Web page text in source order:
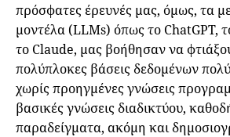
πρόσφατες έρευνές μας, όμως, τα
μοντέλα (LLMs) όπως το ChatGPT,
το Claude, μας βοήθησαν να
πολύπλοκες βάσεις δεδομένων
χωρίς προηγμένες γνώσεις
βασικές γνώσεις διαδικτύου,
παραδείγματα, ακόμη και